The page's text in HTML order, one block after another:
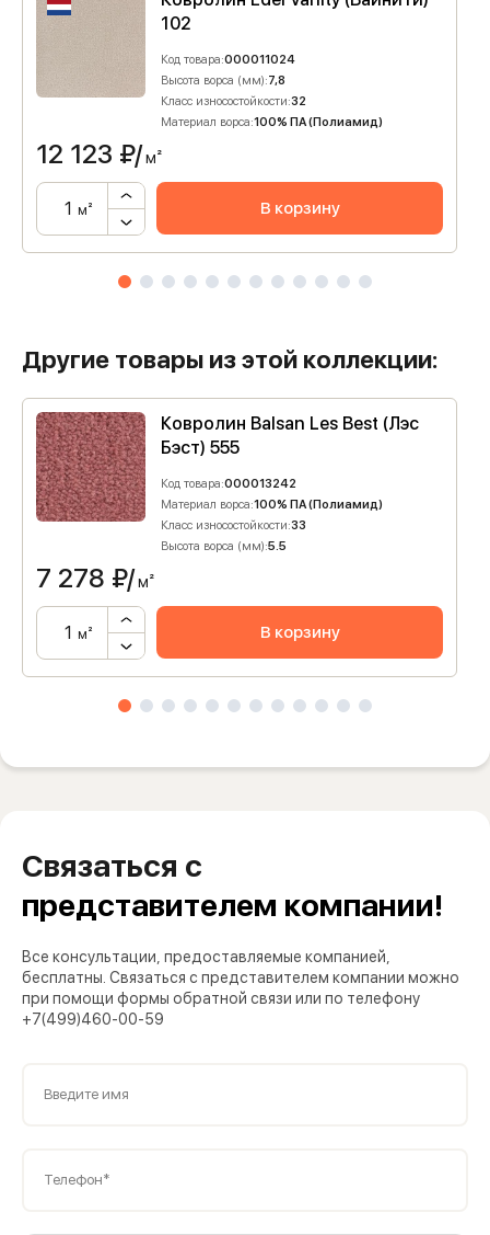
102
Код товара:000011024
Высота ворса (мм):7,8
Класс износостойкости:32
Материал ворса:100% ПА (Полиамид)
12 123 ₽/м²
м² В корзину
Другие товары из этой коллекции:
Ковролин Balsan Les Best (Лэс
Бэст) 555
Код товара:000013242
Материал ворса:100% ПА (Полиамид)
Класс износостойкости:33
Высота ворса (мм):5.5
7 278 ₽/м²
м² В корзину
Связаться с
представителем компании!
Все консультации, предоставляемые компанией,
бесплатны. Связаться с представителем компании можно
при помощи формы обратной связи или по телефону
+7(499)460-00-59
Введите имя
Телефон*